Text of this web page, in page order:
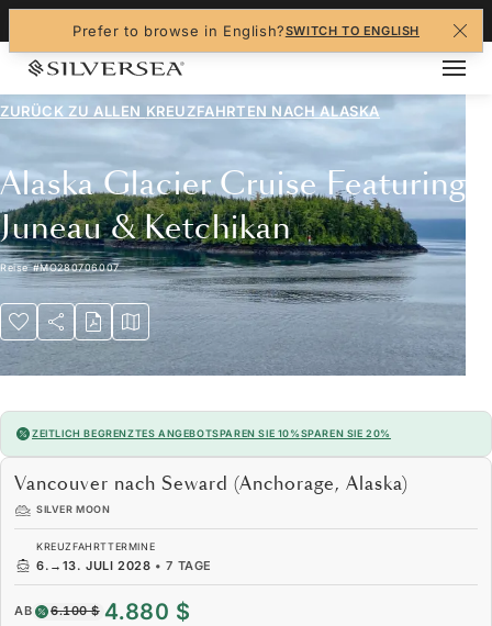
Prefer to browse in English?SWITCH TO ENGLISH
ZURÜCK ZU ALLEN KREUZFAHRTEN NACH ALASKA
Alaska Glacier Cruise Featuring
Juneau & Ketchikan
Reise#MO280706007
ZEITLICH BEGRENZTES ANGEBOTSPAREN SIE 10%SPAREN SIE 20%
Vancouver nach Seward (Anchorage, Alaska)
SILVER MOON
KREUZFAHRTTERMINE
6. → 13. JULI 2028 •7 TAGE
AB 6.100 $ 4.880 $